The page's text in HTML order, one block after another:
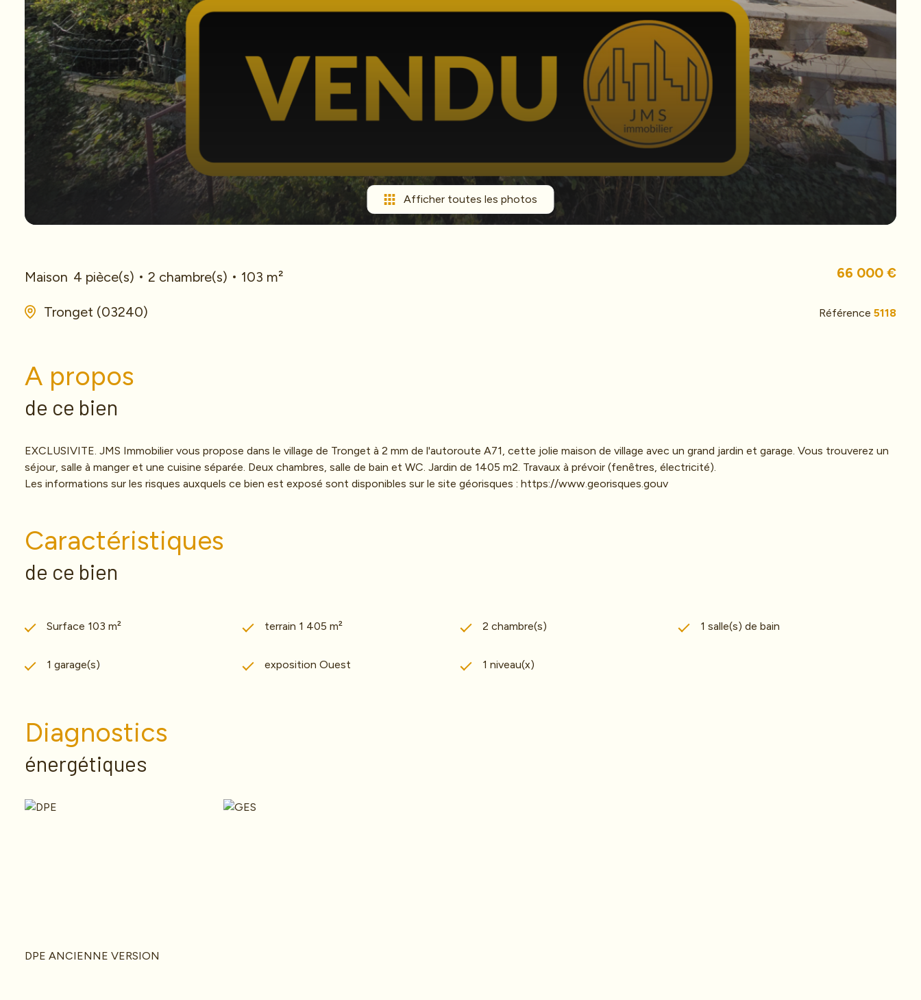
Afficher toutes les photos
Maison 4 pièce(s) 2 chambre(s) 103 m²
Tronget (03240)
66 000 €
Référence 5118
A propos
de ce bien
EXCLUSIVITE. JMS Immobilier vous propose dans le village de Tronget à 2 mm de l'autoroute A71, cette jolie maison de village avec un grand jardin et garage. Vous trouverez un
séjour, salle à manger et une cuisine séparée. Deux chambres, salle de bain et WC. Jardin de 1405 m2. Travaux à prévoir (fenêtres, électricité).
Les informations sur les risques auxquels ce bien est exposé sont disponibles sur le site géorisques : https://www.georisques.gouv
Caractéristiques
de ce bien
Surface 103 m² terrain 1 405 m² 2 chambre(s) 1 salle(s) de bain
1 garage(s) exposition Ouest 1 niveau(x)
Diagnostics
énergétiques
DPE ANCIENNE VERSION